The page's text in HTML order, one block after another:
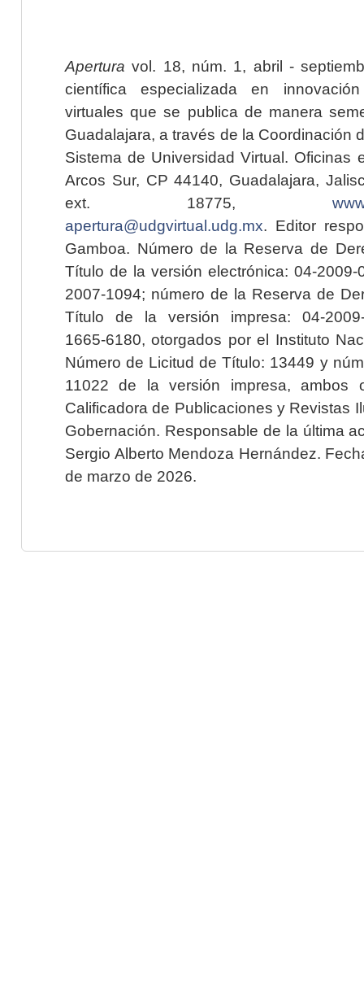
Apertura vol. 18, núm. 1, abril -
científica especializada en
virtuales que se publica de manera
Guadalajara, a través de la Coordinación
Sistema de Universidad Virtual. Oficinas
Arcos Sur, CP 44140, Guadalajara,
ext. 18775,
apertura@udgvirtual.udg.mx. Editor
Gamboa. Número de la Reserva de
Título de la versión electrónica: 04-2009-
2007-1094; número de la Reserva de
Título de la versión impresa: 04-2009-
1665-6180, otorgados por el Instituto
Número de Licitud de Título: 13449 y
11022 de la versión impresa, ambos
Calificadora de Publicaciones y Revistas
Gobernación. Responsable de la última
Sergio Alberto Mendoza Hernández.
de marzo de 2026.